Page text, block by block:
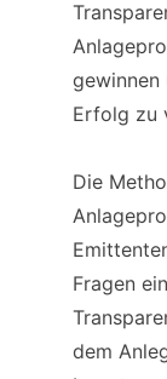
gewinnen
Erfolg zu
Die
Fragen
dem